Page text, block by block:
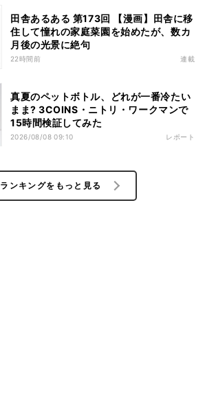
田舎あるある 第173回 【漫画】田舎に移
住して憧れの家庭菜園を始めたが、数カ
月後の光景に絶句
22時間前 連載
真夏のペットボトル、どれが一番冷たい
まま? 3COINS・ニトリ・ワークマンで
15時間検証してみた
2026/08/08 09:10 レポート
ランキングをもっと見る